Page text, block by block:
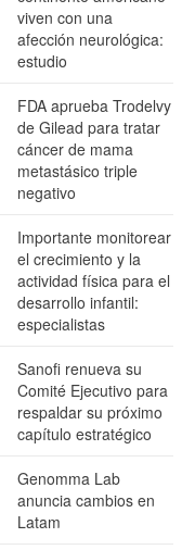
viven con una
afección neurológica:
estudio
FDA aprueba Trodelvy
de Gilead para tratar
cáncer de mama
metastásico triple
negativo
Importante monitorear
el crecimiento y la
actividad física para el
desarrollo infantil:
especialistas
Sanofi renueva su
Comité Ejecutivo para
respaldar su próximo
capítulo estratégico
Genomma Lab
anuncia cambios en
Latam